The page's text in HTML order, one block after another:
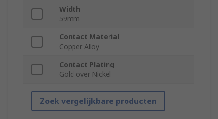
Width
59mm
Contact Material
Copper Alloy
Contact Plating
Gold over Nickel
Zoek vergelijkbare producten